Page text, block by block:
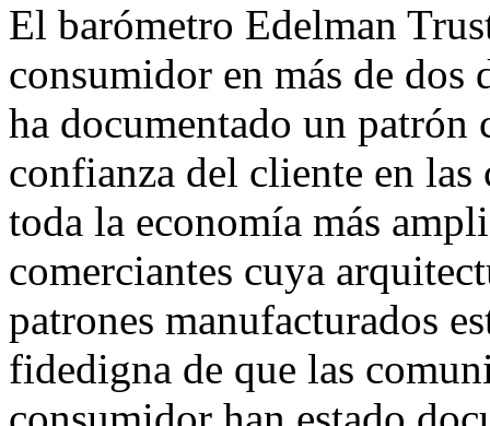
El barómetro Edelman
consumidor en más de dos
ha documentado un patrón
confianza del cliente en las
toda la economía más
comerciantes cuya
patrones manufacturados
fidedigna de que las